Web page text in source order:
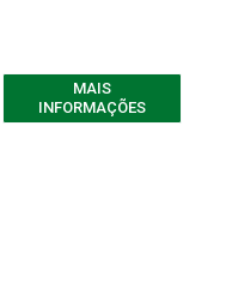
MAIS
INFORMAÇÕES